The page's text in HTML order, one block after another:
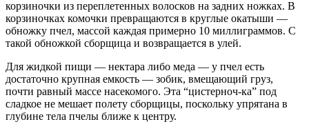
корзиночки из переплетенных волосков на задних ножках. В
корзиночках комочки превращаются в круглые окатыши —
обножку пчел, массой каждая примерно 10 миллиграммов. С
такой обножкой сборщица и возвращается в улей.
Для жидкой пищи — нектара либо меда — у пчел есть
достаточно крупная емкость — зобик, вмещающий груз,
почти равный массе насекомого. Эта “цистерноч-ка” под
сладкое не мешает полету сборщицы, поскольку упрятана в
глубине тела пчелы ближе к центру.